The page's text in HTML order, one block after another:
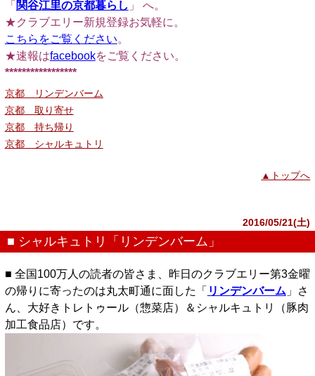
「 関谷江里の京都暮らし 」 へ。
★クラブエリー新規登録お気軽に。
こちらをご覧ください。
★速報はfacebookをご覧ください。
*****************
京都 リンデンバーム
京都 取り寄せ
京都 持ち帰り
京都 シャルキュトリ
▲トップへ
2016/05/21(土)
■ シャルキュトリ「リンデンバーム」
■ 全国100万人の読者の皆さま、昨日のクラブエリー第3金曜
の帰りに寄ったのは丸太町通に面した「 リンデンバーム」さ
ん、大好きトレトゥール（惣菜店）＆シャルキュトリ（豚肉
加工食品店）です。